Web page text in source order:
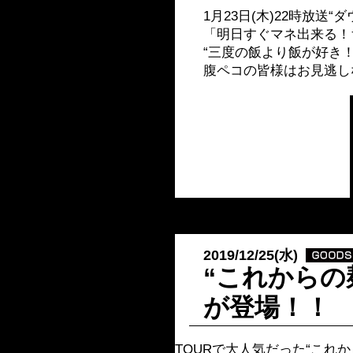
1月23日(木)22時放送“
「明日すぐマネ出来る
“三度の飯より飯が好き
腹ペコの皆様はお見逃
2019/12/25(水)
“これから
が登場！！
TOURで大人気だった“これ